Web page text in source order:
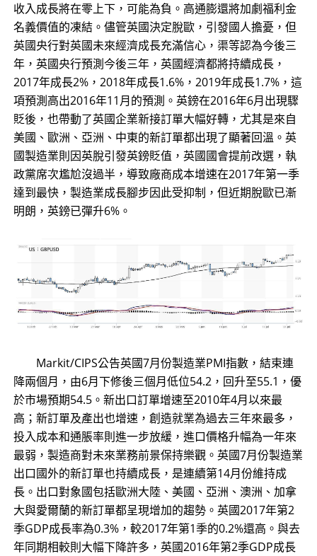
收入成長將在零上下，可能為負。高通膨還將加劇福利金
名義價值的凍結。儘管英國決定脫歐，引發國人擔憂，但
英國央行對英國未來經濟成長充滿信心，渠等認為今後三
年，英國央行預測今後三年，英國經濟都將持續成長，
2017年成長2%，2018年成長1.6%，2019年成長1.7%，這
項預測高出2016年11月的預測。英鎊在2016年6月出現驟
貶後，也帶動了英國企業新接訂單大幅好轉，尤其是來自
美國、歐洲、亞洲、中東的新訂單都出現了顯著回溫。英
國製造業則因英脫引發英鎊貶值，英國國會提前改選，執
政黨席次尷尬沒過半，導致廠商成本增速在2017年第一季
達到最快，製造業成長腳步因此受抑制，但近期脫歐已漸
明朗，英鎊已彈升6%。
Markit/CIPS公告英國7月份製造業PMI指數，結束連
降兩個月，由6月下修後三個月低位54.2，回升至55.1，優
於市場預期54.5。新出口訂單增速至2010年4月以來最
高；新訂單及產出也增速，創造就業為過去三年來最多，
投入成本和通脹率則進一步放緩，進口價格升幅為一年來
最弱，製造商對未來業務前景保持樂觀。英國7月份製造業
出口國外的新訂單也持續成長，是連續第14月份維持成
長。出口對象國包括歐洲大陸、美國、亞洲、澳洲、加拿
大與愛爾蘭的新訂單都呈現增加的趨勢。英國2017年第2
季GDP成長率為0.3%，較2017年第1季的0.2%還高。與去
年同期相較則大幅下降許多，英國2016年第2季GDP成長